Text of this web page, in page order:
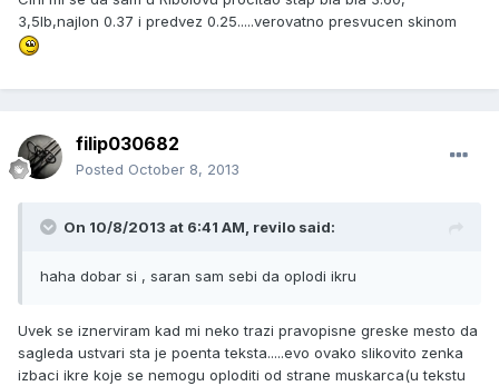
3,5lb,najlon 0.37 i predvez 0.25.....verovatno presvucen skinom
filip030682
Posted October 8, 2013
On 10/8/2013 at 6:41 AM, revilo said:
haha dobar si , saran sam sebi da oplodi ikru
Uvek se iznerviram kad mi neko trazi pravopisne greske mesto da
sagleda ustvari sta je poenta teksta.....evo ovako slikovito zenka
izbaci ikre koje se nemogu oploditi od strane muskarca(u tekstu